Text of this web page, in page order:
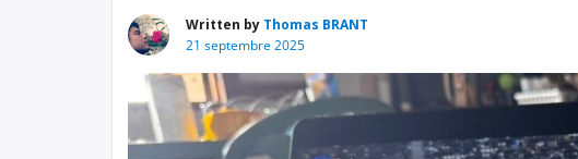
Written by Thomas BRANT
21 septembre 2025